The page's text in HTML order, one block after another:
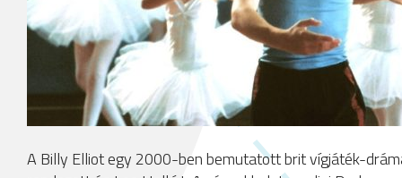
A Billy Elliot egy 2000-ben bemutatott brit vígjáték-